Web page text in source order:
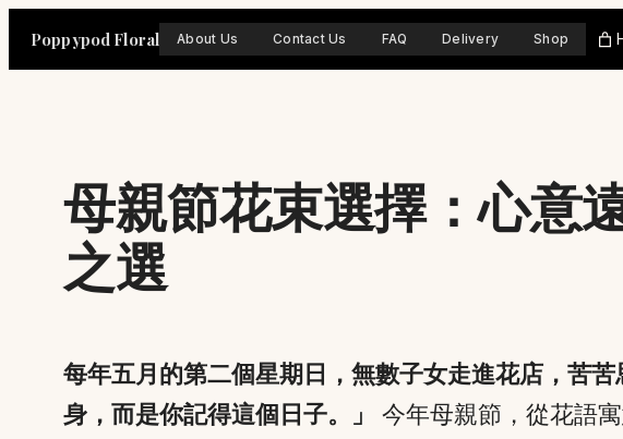
Poppypod Floral About Us Contact Us FAQ Delivery Shop
母親節花束選擇：心意
之選
每年五月的第二個星期日，無數子女走進花店，苦
身，而是你記得這個日子。」
今年母親節，從花語